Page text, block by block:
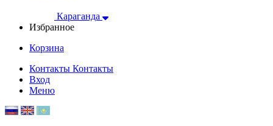
Караганда
Избранное
Корзина
Контакты Контакты
Вход
Меню